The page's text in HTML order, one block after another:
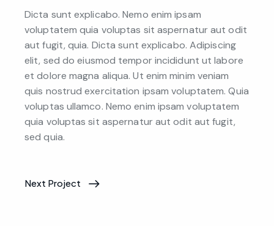
Dicta sunt explicabo. Nemo enim ipsam
voluptatem quia voluptas sit aspernatur aut odit
aut fugit, quia. Dicta sunt explicabo. Adipiscing
elit, sed do eiusmod tempor incididunt ut labore
et dolore magna aliqua. Ut enim minim veniam
quis nostrud exercitation ipsam voluptatem. Quia
voluptas ullamco. Nemo enim ipsam voluptatem
quia voluptas sit aspernatur aut odit aut fugit,
sed quia.
Next Project